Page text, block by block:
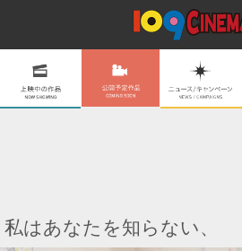
私はあなたを知らない、